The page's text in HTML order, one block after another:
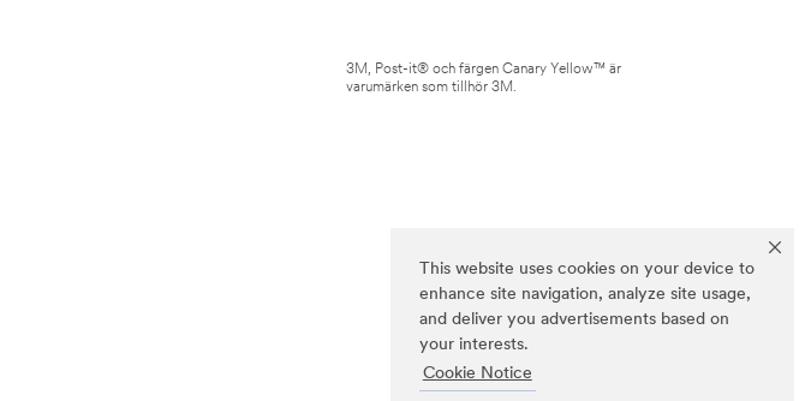
This website uses cookies on your device to
enhance site navigation, analyze site usage,
and deliver you advertisements based on
your interests.
Cookie Notice
3M, Post-it® och färgen Canary Yellow™ är
varumärken som tillhör 3M.